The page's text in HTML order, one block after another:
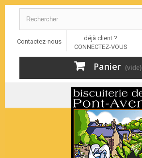
Contactez-nous
déjà client ?
CONNECTEZ-VOUS
Panier (vide)